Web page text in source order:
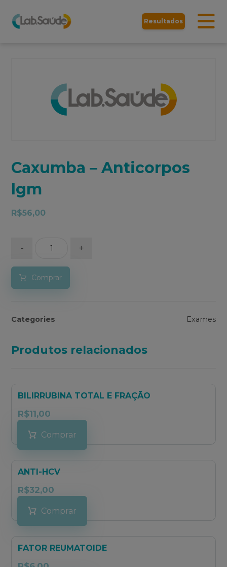
Resultados
Caxumba – Anticorpos
Igm
R$56,00
- +
Comprar
Categories Exames
Produtos relacionados
BILIRRUBINA TOTAL E FRAÇÃO
R$11,00
Comprar
ANTI-HCV
R$32,00
Comprar
FATOR REUMATOIDE